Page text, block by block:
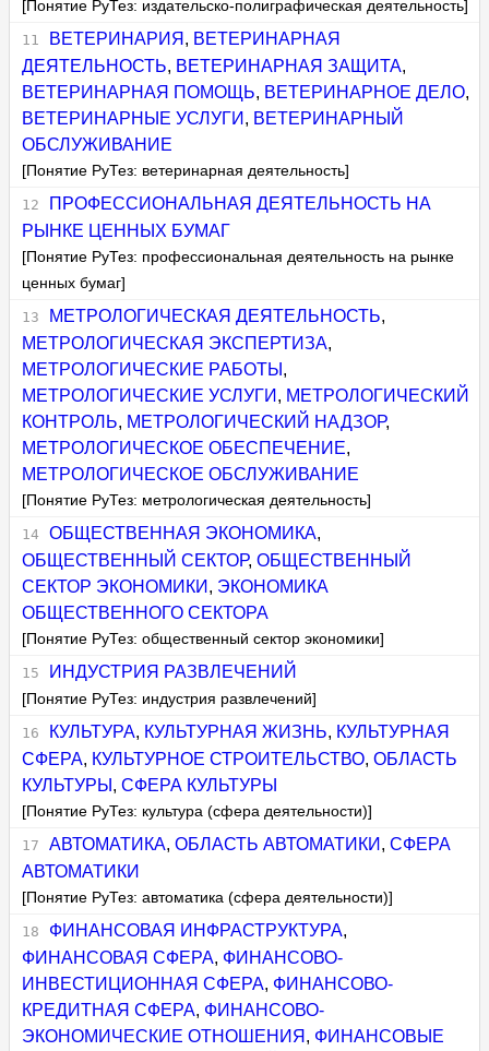
[Понятие РуТез: издательско-полиграфическая деятельность]
ВЕТЕРИНАРИЯ , ВЕТЕРИНАРНАЯ
ДЕЯТЕЛЬНОСТЬ, ВЕТЕРИНАРНАЯ ЗАЩИТА,
ВЕТЕРИНАРНАЯ ПОМОЩЬ, ВЕТЕРИНАРНОЕ ДЕЛО,
ВЕТЕРИНАРНЫЕ УСЛУГИ , ВЕТЕРИНАРНЫЙ
ОБСЛУЖИВАНИЕ
[Понятие РуТез: ветеринарная деятельность]
ПРОФЕССИОНАЛЬНАЯ ДЕЯТЕЛЬНОСТЬ НА
РЫНКЕ ЦЕННЫХ БУМАГ
[Понятие РуТез: профессиональная деятельность на рынке
ценных бумаг]
МЕТРОЛОГИЧЕСКАЯ ДЕЯТЕЛЬНОСТЬ,
МЕТРОЛОГИЧЕСКАЯ ЭКСПЕРТИЗА,
МЕТРОЛОГИЧЕСКИЕ РАБОТЫ ,
МЕТРОЛОГИЧЕСКИЕ УСЛУГИ , МЕТРОЛОГИЧЕСКИЙ
КОНТРОЛЬ, МЕТРОЛОГИЧЕСКИЙ НАДЗОР,
МЕТРОЛОГИЧЕСКОЕ ОБЕСПЕЧЕНИЕ,
МЕТРОЛОГИЧЕСКОЕ ОБСЛУЖИВАНИЕ
[Понятие РуТез: метрологическая деятельность]
ОБЩЕСТВЕННАЯ ЭКОНОМИКА,
ОБЩЕСТВЕННЫЙ СЕКТОР,ОБЩЕСТВЕННЫЙ
СЕКТОР ЭКОНОМИКИ , ЭКОНОМИКА
ОБЩЕСТВЕННОГО СЕКТОРА
[Понятие РуТез: общественный сектор экономики]
ИНДУСТРИЯ РАЗВЛЕЧЕНИЙ
[Понятие РуТез: индустрия развлечений]
КУЛЬТУРА, КУЛЬТУРНАЯ ЖИЗНЬ, КУЛЬТУРНАЯ
СФЕРА, КУЛЬТУРНОЕ СТРОИТЕЛЬСТВО,ОБЛАСТЬ
КУЛЬТУРЫ ,СФЕРА КУЛЬТУРЫ
[Понятие РуТез: культура (сфера деятельности)]
АВТОМАТИКА, ОБЛАСТЬ АВТОМАТИКИ , СФЕРА
АВТОМАТИКИ
[Понятие РуТез: автоматика (сфера деятельности)]
ФИНАНСОВАЯ ИНФРАСТРУКТУРА,
ФИНАНСОВАЯ СФЕРА, ФИНАНСОВО-
ИНВЕСТИЦИОННАЯ СФЕРА, ФИНАНСОВО-
КРЕДИТНАЯ СФЕРА, ФИНАНСОВО-
ЭКОНОМИЧЕСКИЕ ОТНОШЕНИЯ , ФИНАНСОВЫЕ